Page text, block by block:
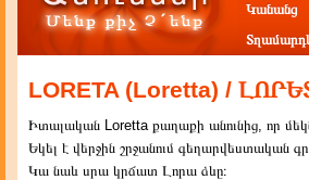
Կանանց
LORETA (Loretta) /
Իտալական Loretta քաղաքի անունից, որ
Եկել է վերջին շրջանում գեղարվեստական
Կա նաև սրա կրճատ Լորա ձևը։